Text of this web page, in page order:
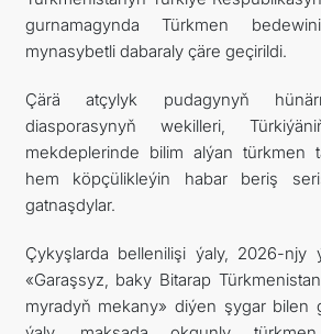
İLETIŞIM
gurnamagynda Türkmen
mynasybetli dabaraly çäre geçirildi.
Çärä atçylyk pudagynyň
diasporasynyň wekilleri,
mekdeplerinde bilim alýan türkmen
hem köpçülikleýin habar beriş
gatnaşdylar.
Çykyşlarda bellenilişi ýaly, 2026-njy
«Garaşsyz, baky Bitarap
myradyň mekany» diýen şygar bilen